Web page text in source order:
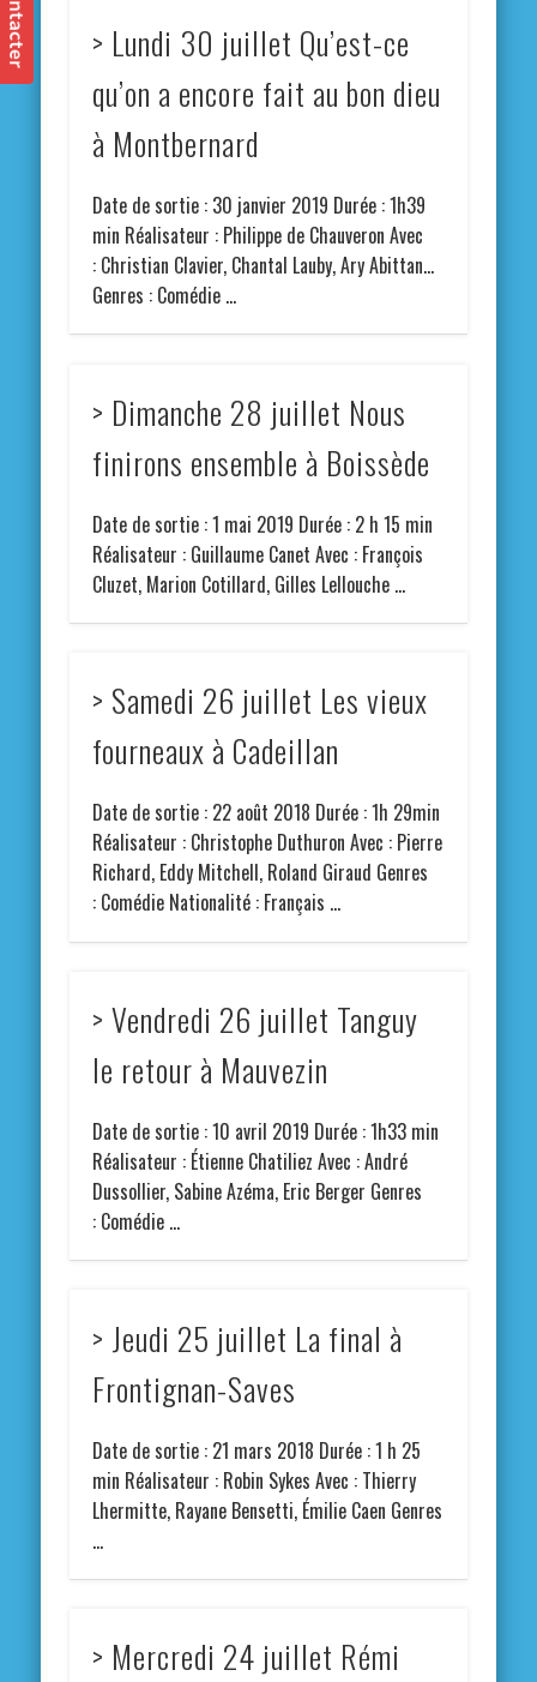
> Lundi 30 juillet Qu’est-ce
qu’on a encore fait au bon dieu
à Montbernard
Date de sortie : 30 janvier 2019 Durée : 1h39
min Réalisateur : Philippe de Chauveron Avec
: Christian Clavier, Chantal Lauby, Ary Abittan…
Genres : Comédie …
> Dimanche 28 juillet Nous
finirons ensemble à Boissède
Date de sortie : 1 mai 2019 Durée : 2 h 15 min
Réalisateur : Guillaume Canet Avec : François
Cluzet, Marion Cotillard, Gilles Lellouche …
> Samedi 26 juillet Les vieux
fourneaux à Cadeillan
Date de sortie : 22 août 2018 Durée : 1h 29min
Réalisateur : Christophe Duthuron Avec : Pierre
Richard, Eddy Mitchell, Roland Giraud Genres
: Comédie Nationalité : Français …
> Vendredi 26 juillet Tanguy
le retour à Mauvezin
Date de sortie : 10 avril 2019 Durée : 1h33 min
Réalisateur : Étienne Chatiliez Avec : André
Dussollier, Sabine Azéma, Eric Berger Genres
: Comédie …
> Jeudi 25 juillet La final à
Frontignan-Saves
Date de sortie : 21 mars 2018 Durée : 1 h 25
min Réalisateur : Robin Sykes Avec : Thierry
Lhermitte, Rayane Bensetti, Émilie Caen Genres
…
> Mercredi 24 juillet Rémi